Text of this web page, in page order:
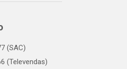
(SAC)
(Televendas)